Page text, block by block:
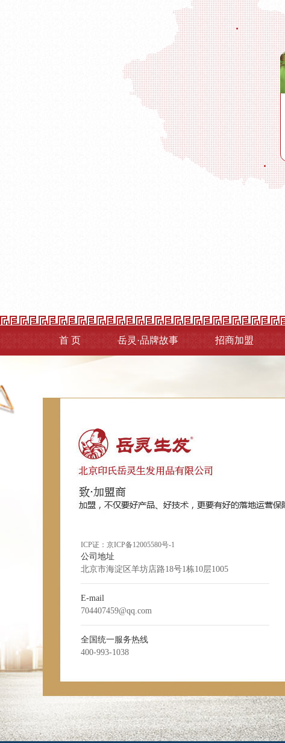
首 页 岳灵·品牌故事 招商加盟
ICP证： 京ICP备12005580号-1
公司地址
北京市海淀区羊坊店路18号1栋10层1005
E-mail
704407459@qq.com
全国统一服务热线
400-993-1038